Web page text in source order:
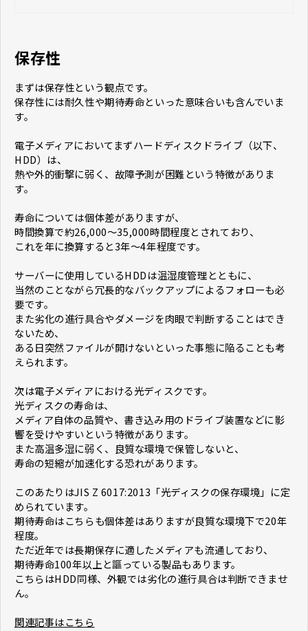
保存性
まずは保存性という観点です。
保存性には耐久性や期待寿命といった意味合いも含んでいま
す。
電子メディアにおいてまずハードディスクドライブ（以下、
HDD）は、
熱や外的衝撃に弱く、故障予測が困難という特徴がありま
す。
寿命については個体差がありますが、
時間換算で約26,000～35,000時間程度とされており、
これを年に換算すると3年～4年程度です。
サーバーに使用しているHDDは温湿度管理とともに、
当然のことながら冗長的なバックアップによるフォローも必
要です。
また劣化の進行具合やダメージを肉眼で判断することはでき
ないため、
ある日突然ファイルが開けないといった事態に陥ることも考
えられます。
次は電子メディアにおける光ディスクです。
光ディスクの寿命は、
メディア自体の品質や、書き込み用のドライブ装置などに影
響を受けやすいという特徴があります。
また高温多湿に弱く、良質な環境で保管しないと、
寿命の短縮が加速化する恐れがあります。
このあたりはJIS Z 6017:2013「光ディスクの保存環境」に定
められています。
期待寿命はこちらも個体差はありますが良質な環境下で20年
程度。
ただ近年では長期保存に適したメディアも流通しており、
期待寿命100年以上と謳っている製品もあります。
こちらはHDD同様、外観では劣化の進行具合は判断できませ
ん。
関連記事はこちら